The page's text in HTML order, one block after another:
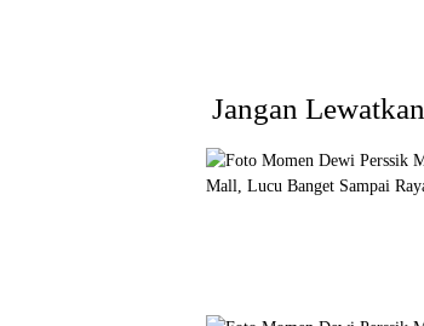
Jangan Lewatkan